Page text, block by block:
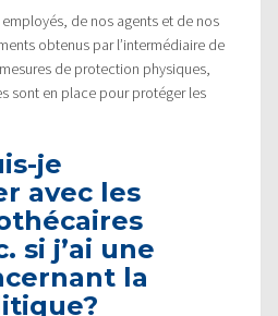
de nos agents et de nos
obtenus par l’intermédiaire de
de protection physiques,
sont en place pour protéger les
je
avec les
si j’ai une
la